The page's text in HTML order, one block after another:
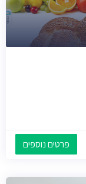
פרטים נוספים